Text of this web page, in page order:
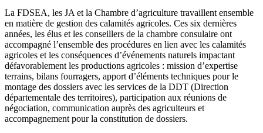
La FDSEA, les JA et la Chambre d’agriculture travaillent ensemble
en matière de gestion des calamités agricoles. Ces six dernières
années, les élus et les conseillers de la chambre consulaire ont
accompagné l’ensemble des procédures en lien avec les calamités
agricoles et les conséquences d’événements naturels impactant
défavorablement les productions agricoles : mission d’expertise
terrains, bilans fourragers, apport d’éléments techniques pour le
montage des dossiers avec les services de la DDT (Direction
départementale des territoires), participation aux réunions de
négociation, communication auprès des agriculteurs et
accompagnement pour la constitution de dossiers.